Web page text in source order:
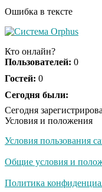
Ошибка в тексте
Кто онлайн?
Пользователей: 0
Гостей: 0
Сегодня были:
Сегодня
Условия и положения
Условия пользования
Общие условия и
Политика